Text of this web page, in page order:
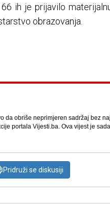
ih je prijavilo
obrazovanja.
da obriše neprimjeren sadržaj bez
portala Vijesti.ba. Ova vijest je
Pridruži se diskusiji